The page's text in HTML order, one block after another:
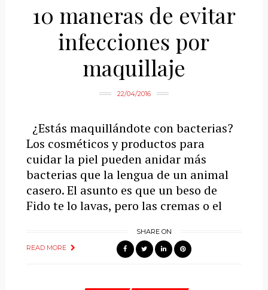
10 maneras de evitar
infecciones por
maquillaje
22/04/2016
¿Estás maquillándote con bacterias?
Los cosméticos y productos para
cuidar la piel pueden anidar más
bacterias que la lengua de un animal
casero. El asunto es que un beso de
Fido te lo lavas, pero las cremas o el
READ MORE
SHARE ON